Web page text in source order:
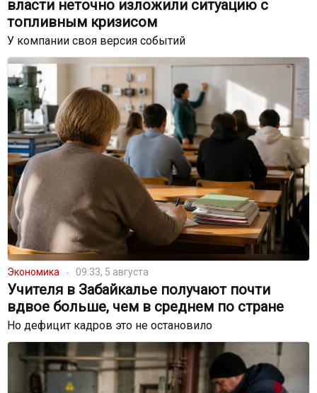
власти неточно изложили ситуацию с
топливным кризисом
У компании своя версия событий
Экономика 09:33, 5 августа
Учителя в Забайкалье получают почти
вдвое больше, чем в среднем по стране
Но дефицит кадров это не остановило